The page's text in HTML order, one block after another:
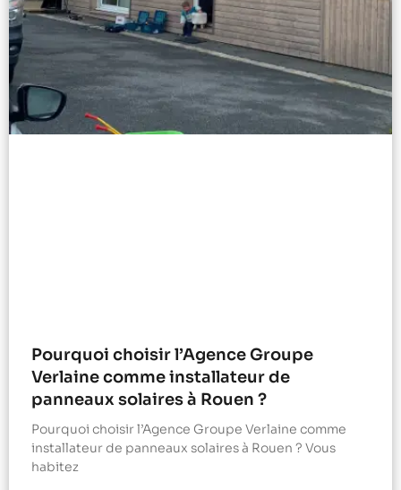
Pourquoi choisir l’Agence Groupe
Verlaine comme installateur de
panneaux solaires à Rouen ?
Pourquoi choisir l’Agence Groupe Verlaine comme
installateur de panneaux solaires à Rouen ? Vous
habitez